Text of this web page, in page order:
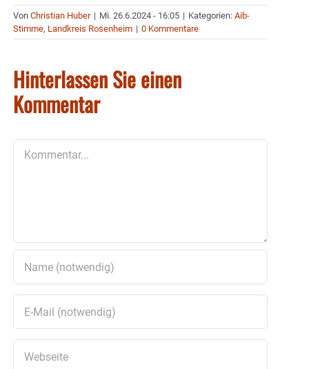
Von Christian Huber | Mi. 26.6.2024 - 16:05 | Kategorien: Aib-
Stimme, Landkreis Rosenheim | 0 Kommentare
Hinterlassen Sie einen
Kommentar